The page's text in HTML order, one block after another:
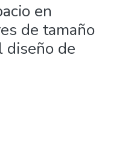
en
de tamaño
diseño de